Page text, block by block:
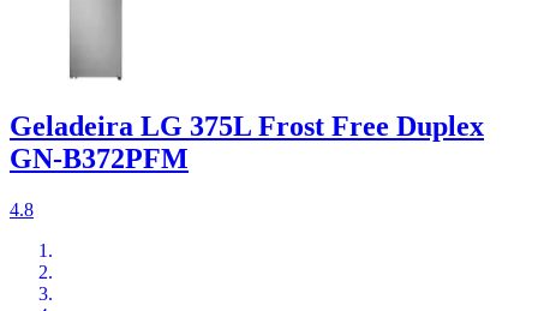
Geladeira LG 375L Frost Free Duplex
GN-B372PFM
4.8